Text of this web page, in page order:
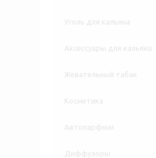
Уголь для кальяна
Аксессуары для кальяна
Жевательный табак
Косметика
Автопарфюм
Диффузоры